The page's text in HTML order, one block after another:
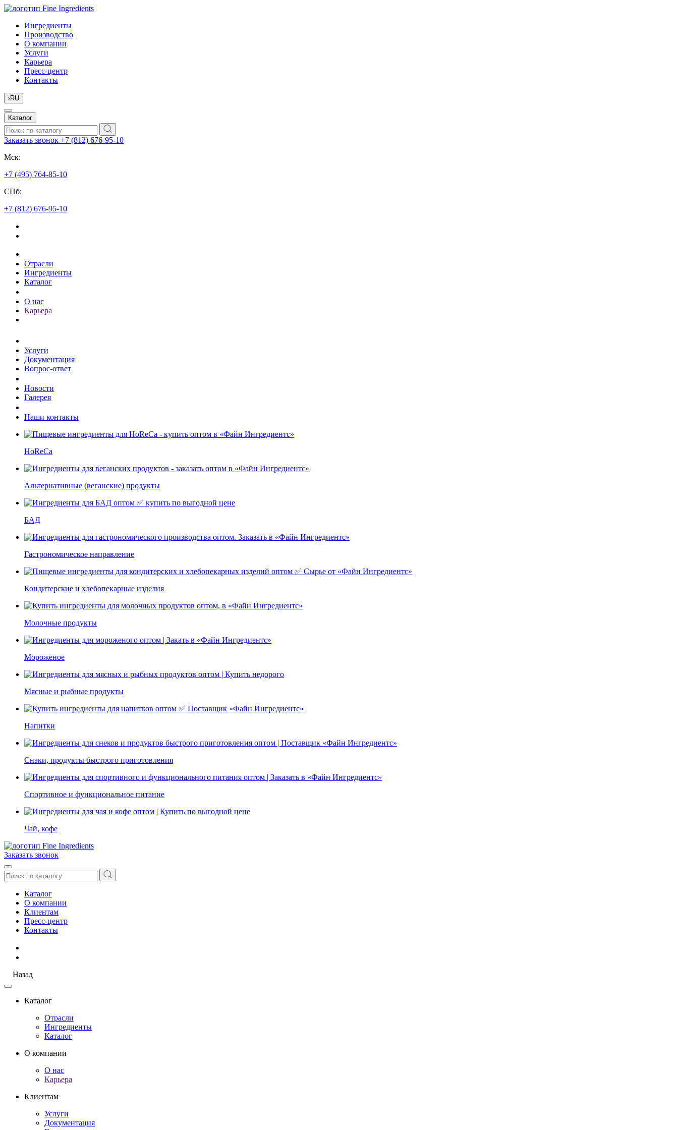
Ингредиенты
Производство
О компании
Услуги
Карьера
Пресс-центр
Контакты
›RU
Каталог
Заказать звонок +7 (812) 676-95-10
Мск:
+7 (495) 764-85-10
СПб:
+7 (812) 676-95-10
Отрасли
Ингредиенты
Каталог
О нас
Карьера
Услуги
Документация
Вопрос-ответ
Новости
Галерея
Наши контакты
HoReCa
Альтернативные (веганские) продукты
БАД
Гастрономическое направление
Кондитерские и хлебопекарные изделия
Молочные продукты
Мороженое
Мясные и рыбные продукты
Напитки
Снэки, продукты быстрого приготовления
Спортивное и функциональное питание
Чай, кофе
Заказать звонок
Каталог
О компании
Клиентам
Пресс-центр
Контакты
Назад
Каталог
Отрасли
Ингредиенты
Каталог
О компании
О нас
Карьера
Клиентам
Услуги
Документация